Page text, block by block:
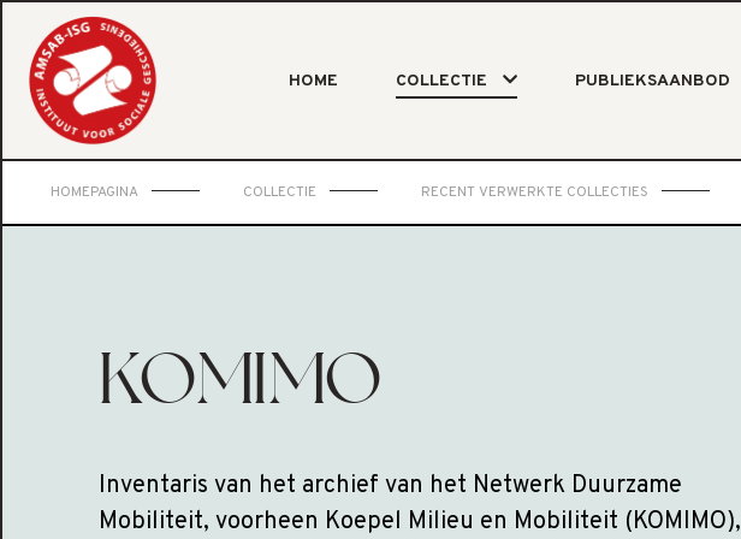
HOME COLLECTIE PUBLIEKSAANBOD
HOMEPAGINA COLLECTIE RECENT VERWERKTE COLLECTIES
KOMIMO
Inventaris van het archief van het Netwerk Duurzame
Mobiliteit, voorheen Koepel Milieu en Mobiliteit (KOMIMO),